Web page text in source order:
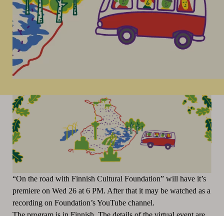
“On the road with Finnish Cultural Foundation” will have it’s
premiere on Wed 26 at 6 PM. After that it may be watched as a
recording on Foundation’s YouTube channel.